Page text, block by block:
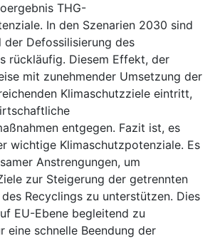
THG-
In den Szenarien 2030 sind
der Defossilisierung des
rückläufig. Diesem Effekt, der
mit zunehmender Umsetzung der
Klimaschutzziele eintritt,
entgegen. Fazit ist, es
wichtige Klimaschutzpotenziale. Es
Anstrengungen, um
zur Steigerung der getrennten
Recyclings zu unterstützen. Dies
EU-Ebene begleitend zu
eine schnelle Beendung der